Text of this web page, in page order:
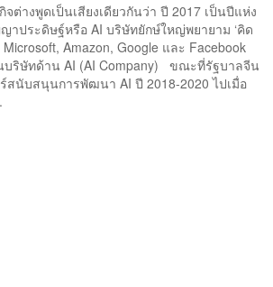
ต่างพูดเป็นเสียงเดียวกันว่า ปี 2017 เป็นปีแห่ง
าประดิษฐ์หรือ AI บริษัทยักษ์ใหญ่พยายาม ‘คิด
Microsoft, Amazon, Google และ Facebook
บริษัทด้าน AI (AI Company) ขณะที่รัฐบาลจีน
สนับสนุนการพัฒนา AI ปี 2018-2020 ไปเมื่อ